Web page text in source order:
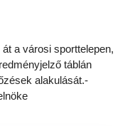
a városi sporttelepen,
táblán
alakulását.-